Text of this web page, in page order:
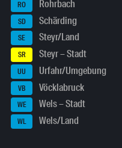
RO Rohrbach
SD Schärding
SE Steyr/Land
SR Steyr – Stadt
UU Urfahr/Umgebung
VB Vöcklabruck
WE Wels – Stadt
WL Wels/Land